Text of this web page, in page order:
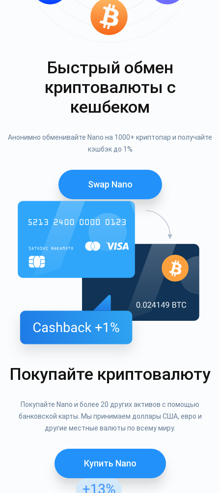
Быстрый обмен
криптовалюты с
кешбеком
Анонимно обменивайте Nano на 1000+ криптопар и получайте
кэшбэк до 1%
Swap Nano
Покупайте криптовалюту
Покупайте Nano и более 20 других активов с помощью
банковской карты. Мы принимаем доллары США, евро и
другие местные валюты по всему миру.
Купить Nano